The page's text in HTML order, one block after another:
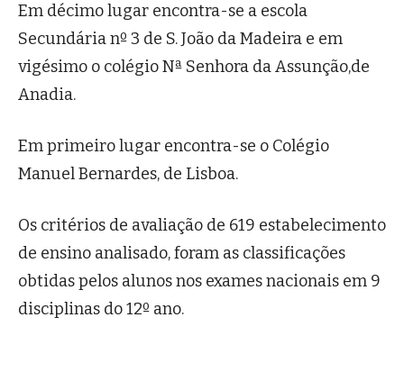
Em décimo lugar encontra-se a escola
Secundária nº 3 de S. João da Madeira e em
vigésimo o colégio Nª Senhora da Assunção,de
Anadia.
Em primeiro lugar encontra-se o Colégio
Manuel Bernardes, de Lisboa.
Os critérios de avaliação de 619 estabelecimento
de ensino analisado, foram as classificações
obtidas pelos alunos nos exames nacionais em 9
disciplinas do 12º ano.